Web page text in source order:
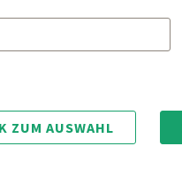
ZUM AUSWAHL